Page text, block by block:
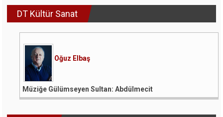
DT Kültür Sanat
Oğuz Elbaş
Müziğe Gülümseyen Sultan: Abdülmecit